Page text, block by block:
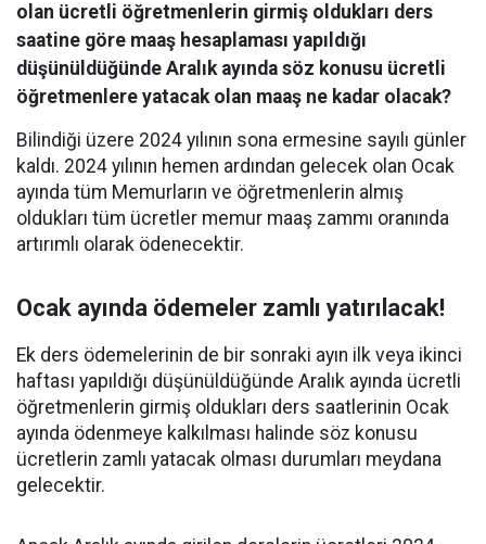
olan ücretli öğretmenlerin girmiş oldukları ders
saatine göre maaş hesaplaması yapıldığı
düşünüldüğünde Aralık ayında söz konusu ücretli
öğretmenlere yatacak olan maaş ne kadar olacak?
Bilindiği üzere 2024 yılının sona ermesine sayılı günler
kaldı. 2024 yılının hemen ardından gelecek olan Ocak
ayında tüm Memurların ve öğretmenlerin almış
oldukları tüm ücretler memur maaş zammı oranında
artırımlı olarak ödenecektir.
Ocak ayında ödemeler zamlı yatırılacak!
Ek ders ödemelerinin de bir sonraki ayın ilk veya ikinci
haftası yapıldığı düşünüldüğünde Aralık ayında ücretli
öğretmenlerin girmiş oldukları ders saatlerinin Ocak
ayında ödenmeye kalkılması halinde söz konusu
ücretlerin zamlı yatacak olması durumları meydana
gelecektir.